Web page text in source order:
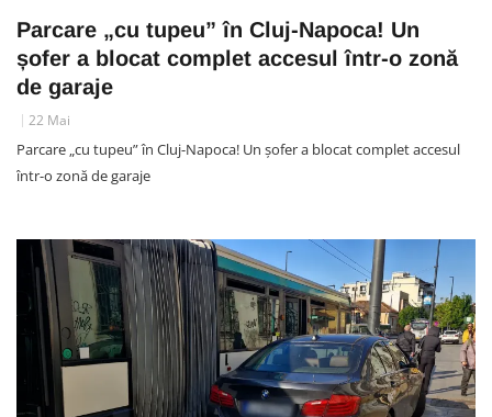
Parcare „cu tupeu” în Cluj-Napoca! Un
șofer a blocat complet accesul într-o zonă
de garaje
22 Mai
Parcare „cu tupeu” în Cluj-Napoca! Un șofer a blocat complet accesul
într-o zonă de garaje